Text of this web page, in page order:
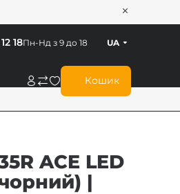
Кошик
Пн-Нд з 9 до 18
18 UA
ACE LED
|